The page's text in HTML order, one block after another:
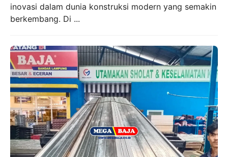
inovasi dalam dunia konstruksi modern yang semakin
berkembang. Di ...